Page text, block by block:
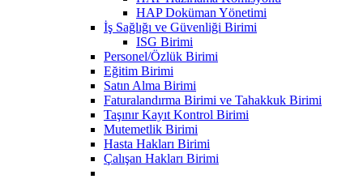
HAP Doküman Yönetimi
İş Sağlığı ve Güvenliği Birimi
ISG Birimi
Personel/Özlük Birimi
Eğitim Birimi
Satın Alma Birimi
Faturalandırma Birimi ve Tahakkuk Birimi
Taşınır Kayıt Kontrol Birimi
Mutemetlik Birimi
Hasta Hakları Birimi
Çalışan Hakları Birimi